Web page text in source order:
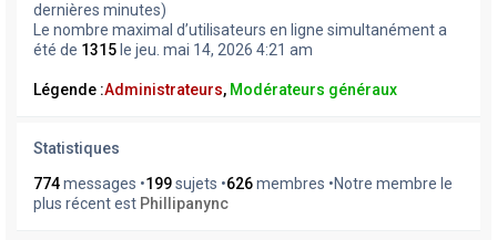
dernières minutes)
Le nombre maximal d’utilisateurs en ligne simultanément a
été de 1315 le jeu. mai 14, 2026 4:21 am
Légende :Administrateurs, Modérateurs généraux
Statistiques
774messages •199sujets •626membres •Notre membre le
plus récent est Phillipanync